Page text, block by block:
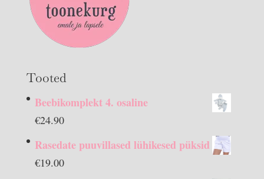
Tooted
Beebikomplekt 4. osaline
€24.90
Rasedate puuvillased lühikesed püksid
€19.00